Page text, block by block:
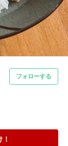
フォローする